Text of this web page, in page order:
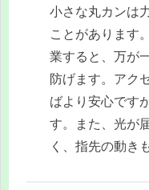
小さな丸カンは
ことがあります
業すると、万が
防げます。アク
ばより安心です
す。また、光が
く、指先の動き